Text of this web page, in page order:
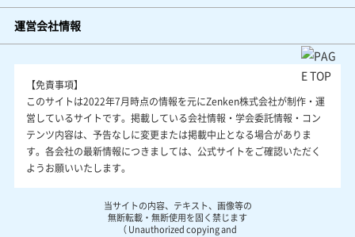
運営会社情報
【免責事項】
このサイトは2022年7月時点の情報を元にZenken株式会社が制作・運
営しているサイトです。掲載している会社情報・学会委託情報・コン
テンツ内容は、予告なしに変更または掲載中止となる場合がありま
す。各会社の最新情報につきましては、公式サイトをご確認いただく
ようお願いいたします。
当サイトの内容、テキスト、画像等の
無断転載・無断使用を固く禁じます
（ Unauthorized copying and